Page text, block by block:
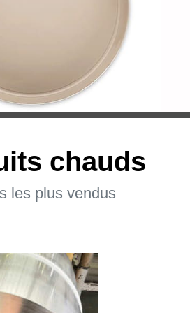
chauds
les plus vendus